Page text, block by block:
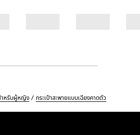
ำหรับผู้หญิง กระเป๋าสะพายแบบเฉียงคาดตัว